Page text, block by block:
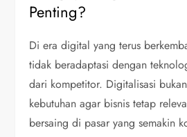
Penting?
Di era digital yang terus
tidak beradaptasi dengan
dari kompetitor. Digitalisasi
kebutuhan agar bisnis tetap
bersaing di pasar yang semakin